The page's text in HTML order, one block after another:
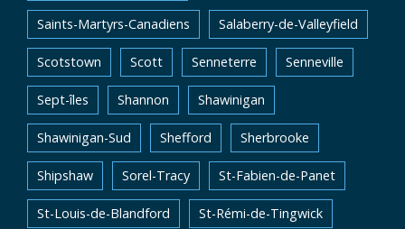
Saints-Martyrs-Canadiens Salaberry-de-Valleyfield
Scotstown Scott Senneterre Senneville
Sept-îles Shannon Shawinigan
Shawinigan-Sud Shefford Sherbrooke
Shipshaw Sorel-Tracy St-Fabien-de-Panet
St-Louis-de-Blandford St-Rémi-de-Tingwick